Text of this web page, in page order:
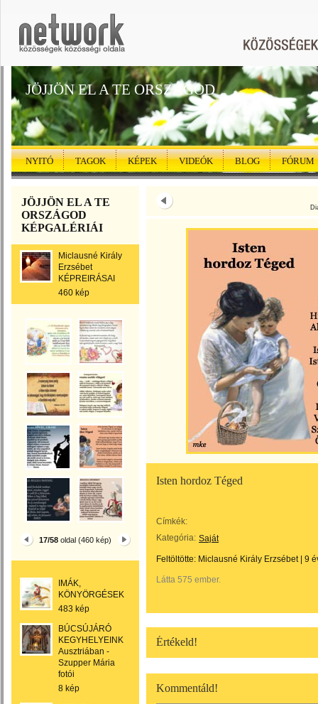
JÖJJÖN EL A TE ORSZÁGOD
NYITÓ TAGOK KÉPEK VIDEÓK BLOG FÓRUM
JÖJJÖN EL A TE
ORSZÁGOD
KÉPGALÉRIÁI
Miclausné Király
Erzsébet
KÉPREIRÁSAI
460 kép
17/58 oldal (460 kép)
IMÁK,
KÖNYÖRGÉSEK
483 kép
BÚCSÚJÁRÓ
KEGYHELYEINK
Ausztriában -
Szupper Mária
fotói
8 kép
Isten hordoz Téged
Címkék:
Kategória: Saját
Feltöltötte: Miclausné Király Erzsébet| 9
Látta 575 ember.
Értékeld!
Kommentáld!